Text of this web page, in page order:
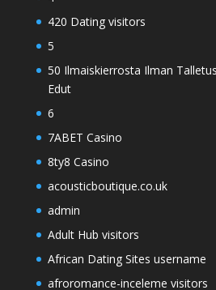
420 Dating visitors
5
50 Ilmaiskierrosta Ilman
Edut
6
7ABET Casino
8ty8 Casino
acousticboutique.co.uk
admin
Adult Hub visitors
African Dating Sites username
afroromance-inceleme visitors